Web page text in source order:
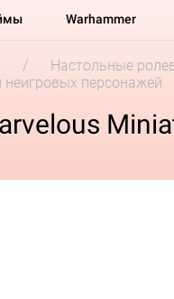
Warhammer
Настольные
персонажей